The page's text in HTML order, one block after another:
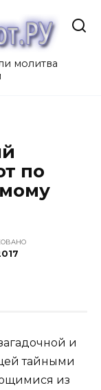
молитва
по
и
тайными
из